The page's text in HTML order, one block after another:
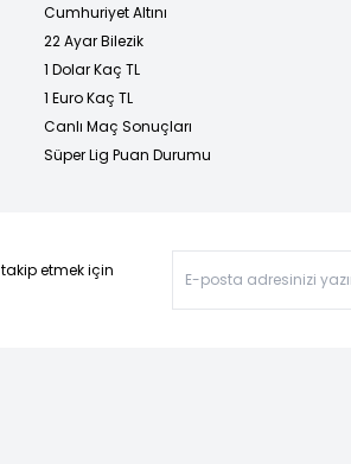
Cumhuriyet Altını
22 Ayar Bilezik
1 Dolar Kaç TL
1 Euro Kaç TL
Canlı Maç Sonuçları
Süper Lig Puan Durumu
etmek için